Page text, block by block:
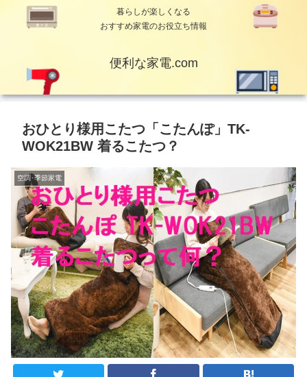
暮らしが楽しくなる
おすすめ家電のお役立ち情報
便利な家電.com
おひとり様用こたつ「こたんぽ」TK-
WOK21BW 着るこたつ？
空調･季節家電